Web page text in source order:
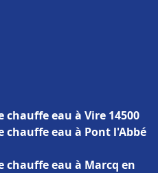
eau à Vire 14500
eau à Pont l'Abbé
eau à Marcq en